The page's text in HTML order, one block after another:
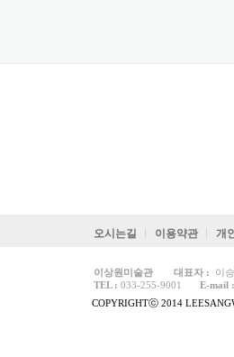
오시는길 이용약관 개
이상원미술관 대표자 :
이
TEL : 033-255-9001
E-mail :
COPYRIGHTⓒ 2014